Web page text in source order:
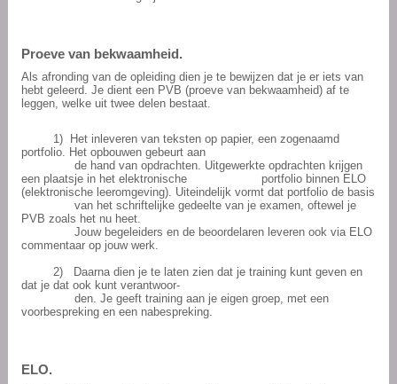
Proeve van bekwaamheid.
Als afronding van de opleiding dien je te bewijzen dat je er iets van
hebt geleerd. Je dient een PVB (proeve van bekwaamheid) af te
leggen, welke uit twee delen bestaat.
1)
Het inleveren van teksten op papier, een zogenaamd
portfolio. Het opbouwen gebeurt aan
de hand van opdrachten. Uitgewerkte opdrachten krijgen
een plaatsje in het elektronische
portfolio binnen ELO
(elektronische leeromgeving). Uiteindelijk vormt dat portfolio de basis
van het schriftelijke gedeelte van je examen, oftewel je
PVB zoals het nu heet.
Jouw begeleiders en de beoordelaren leveren ook via ELO
commentaar op jouw werk.
2)
Daarna dien je te laten zien dat je training kunt geven en
dat je dat ook kunt verantwoor-
den. Je geeft training aan je eigen groep, met een
voorbespreking en een nabespreking.
ELO.